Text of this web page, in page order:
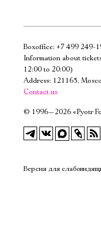
Boxoffice: +7 499 249-
Information about
12:00 to 20:00)
Address: 121165,
Contact us
© 1996—2026 «Pyotr
Версия для